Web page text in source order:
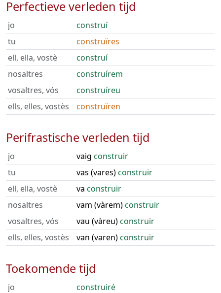
Perfectieve verleden tijd
jo
construí
tu
construïres
ell, ella, vostè
construí
nosaltres
construírem
vosaltres, vós
construíreu
ells, elles, vostès
construïren
Perifrastische verleden tijd
jo vaig construir
tu
vas (vares)construir
ell, ella, vostè
va construir
nosaltres
vam (vàrem)construir
vosaltres, vós
vau (vàreu)construir
ells, elles, vostès
van (varen)construir
Toekomende tijd
jo
construiré